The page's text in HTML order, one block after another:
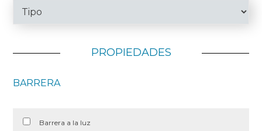
PROPIEDADES
BARRERA
Barrera a la luz